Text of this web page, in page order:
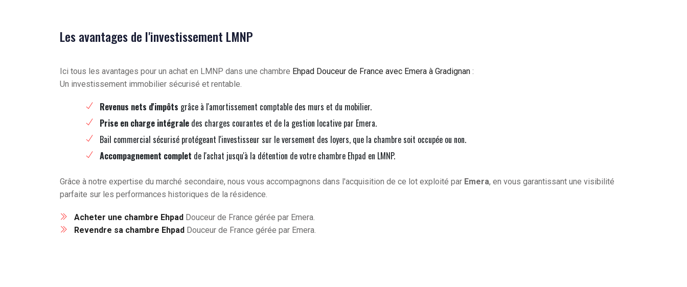
Les avantages de l'investissement LMNP
Ici tous les avantages pour un achat en LMNP dans une chambre Ehpad Douceur de France avec Emera à Gradignan :
Un investissement immobilier sécurisé et rentable.
Revenus nets d'impôts grâce à l'amortissement comptable des murs et du mobilier.
Prise en charge intégrale des charges courantes et de la gestion locative par Emera.
Bail commercial sécurisé protégeant l'investisseur sur le versement des loyers, que la chambre soit occupée ou non.
Accompagnement complet de l'achat jusqu'à la détention de votre chambre Ehpad en LMNP.
Grâce à notre expertise du marché secondaire, nous vous accompagnons dans l'acquisition de ce lot exploité par Emera, en vous garantissant une visibilité
parfaite sur les performances historiques de la résidence.
Acheter une chambre Ehpad Douceur de France gérée par Emera.
Revendre sa chambre Ehpad Douceur de France gérée par Emera.